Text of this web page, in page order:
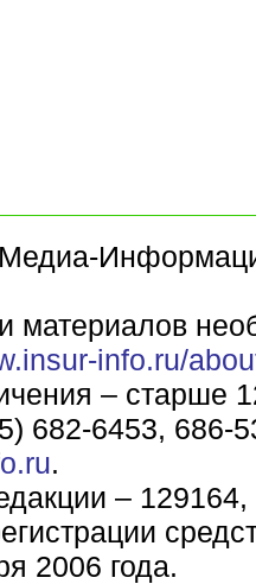
материалов
info.ru/
– старше
682-6453, 686-
.
–
2006 года.